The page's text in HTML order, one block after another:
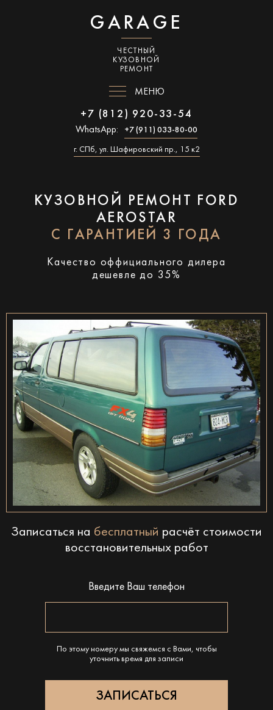
GARAGE
ЧЕСТНЫЙ
КУЗОВНОЙ
РЕМОНТ
МЕНЮ
+7 (812) 920-33-54
WhatsApp: +7 (911) 033-80-00
г. СПб, ул. Шафировский пр., 15 к2
КУЗОВНОЙ РЕМОНТ FORD
AEROSTAR
С ГАРАНТИЕЙ 3 ГОДА
Качество оффициального дилера
дешевле до 35%
Записаться на бесплатный расчёт стоимости
восстановительных работ
Введите Ваш телефон
По этому номеру мы свяжемся с Вами, чтобы
уточнить время для записи